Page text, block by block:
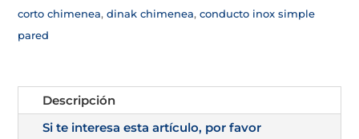
corto chimenea,dinak chimenea,conducto inox simple
pared
Descripción
Si te interesa esta artículo, por favor